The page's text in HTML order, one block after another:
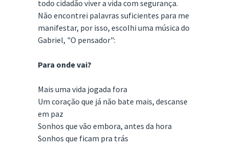
todo cidadão viver a vida com segurança.
Não encontrei palavras suficientes para me
manifestar, por isso, escolhi uma música do
Gabriel, "O pensador":
Para onde vai?
Mais uma vida jogada fora
Um coração que já não bate mais, descanse
em paz
Sonhos que vão embora, antes da hora
Sonhos que ficam pra trás